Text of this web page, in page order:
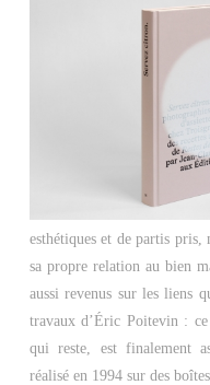
esthétiques et de partis pris,
sa propre relation au bien
aussi revenus sur les liens
travaux d’Éric Poitevin :
qui reste, est finalement
réalisé en 1994 sur des